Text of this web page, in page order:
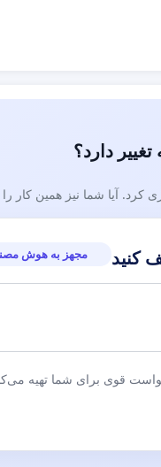
دارد؟
آیا شما نیز همین کار را
کنید مجهز به هوش
قوی برای شما تهیه